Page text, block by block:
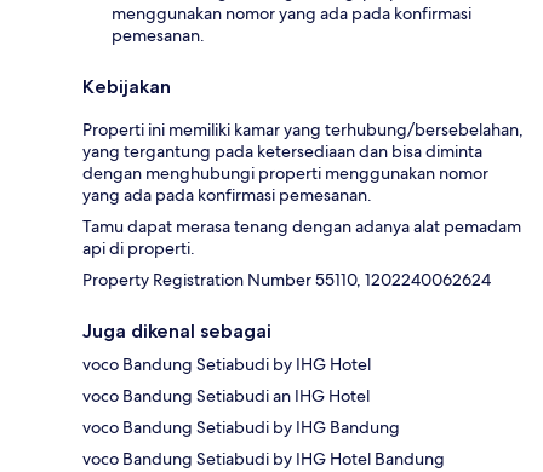
menggunakan nomor yang ada pada konfirmasi
pemesanan.
Kebijakan
Properti ini memiliki kamar yang terhubung/bersebelahan,
yang tergantung pada ketersediaan dan bisa diminta
dengan menghubungi properti menggunakan nomor
yang ada pada konfirmasi pemesanan.
Tamu dapat merasa tenang dengan adanya alat pemadam
api di properti.
Property Registration Number 55110, 1202240062624
Juga dikenal sebagai
voco Bandung Setiabudi by IHG Hotel
voco Bandung Setiabudi an IHG Hotel
voco Bandung Setiabudi by IHG Bandung
voco Bandung Setiabudi by IHG Hotel Bandung